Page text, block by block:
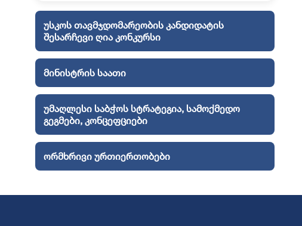
უსკოს თავმჯდომარეობის კანდიდატის
შესარჩევი ღია კონკურსი
მინისტრის საათი
უმაღლესი საბჭოს სტრატეგია, სამოქმედო
გეგმები, კონცეფციები
ორმხრივი ურთიერთობები